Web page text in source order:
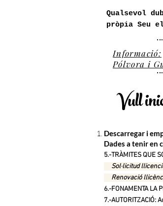
Qualsevol
pròpia Seu
​Informació:
Pólvora i
Vull
Descarregar i
Dades a tenir en
5.-TRÀMITES QUE
Sol·licitud
Renovació
6.-FONAMENTA LA
7.-AUTORITZACIÓ: